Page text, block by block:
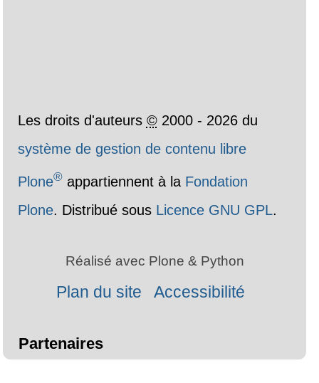
Les droits d'auteurs ©2000 - 2026 du
système de gestion de contenu libre
Plone®appartiennent à la Fondation
Plone. Distribué sous Licence GNU GPL.
Réalisé avec Plone & Python
Plan du site Accessibilité
Partenaires